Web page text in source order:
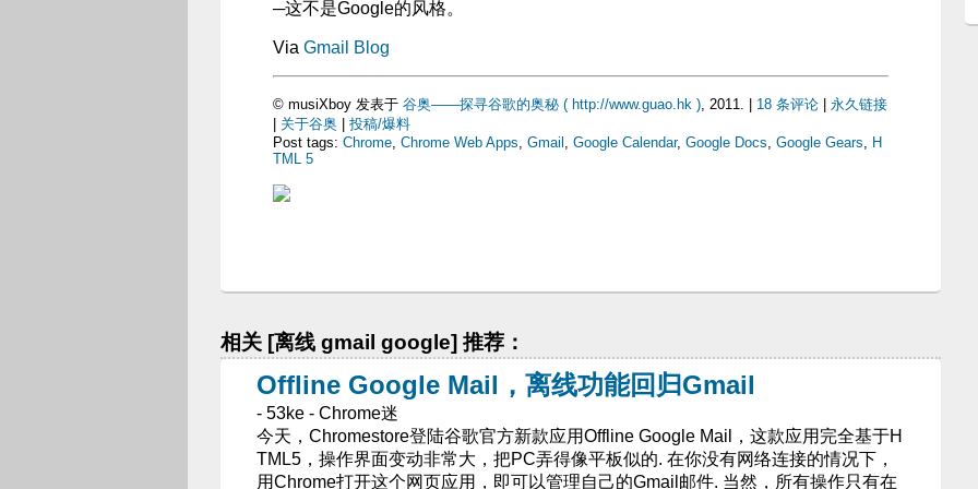
─这不是Google的风格。
Via Gmail Blog
© musiXboy 发表于 谷奥——探寻谷歌的奥秘 ( http://www.guao.hk ), 2011. | 18 条评论
永久链接
关于谷奥
投稿/爆料
Post tags: Chrome, Chrome Web Apps, Gmail , Google Calendar, Google Docs, Google Gears, H
TML 5
相关 [离线 gmail google] 推荐：
Offline Google Mail，离线功能回归Gmail
- 53ke - Chrome迷
今天，Chromestore登陆谷歌官方新款应用Offline Google Mail，这款应用完全基于H
TML5，操作界面变动非常大，把PC弄得像平板似的. 在你没有网络连接的情况下，
用Chrome打开这个网页应用，即可以管理自己的Gmail邮件. 当然，所有操作只有在